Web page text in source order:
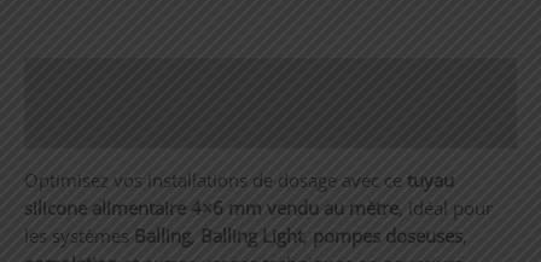
Optimisez vos installations de dosage avec ce tuyau
silicone alimentaire 4×6 mm vendu au mètre, idéal pour
les systèmes Balling, Balling Light, pompes doseuses,